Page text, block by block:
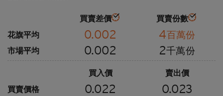
買賣差價
買賣份數
花旗平均
0.002 4百萬份
市場平均 0.002 2千萬份
買入價
賣出價
買賣價格
0.022 0.023